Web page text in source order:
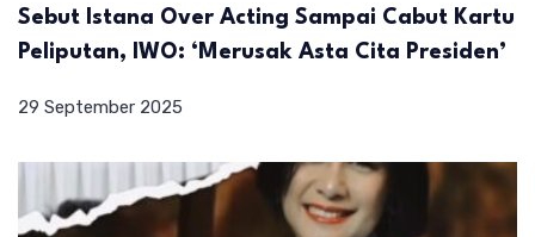
Sebut Istana Over Acting Sampai Cabut Kartu
Peliputan, IWO: ‘Merusak Asta Cita Presiden’
29 September 2025